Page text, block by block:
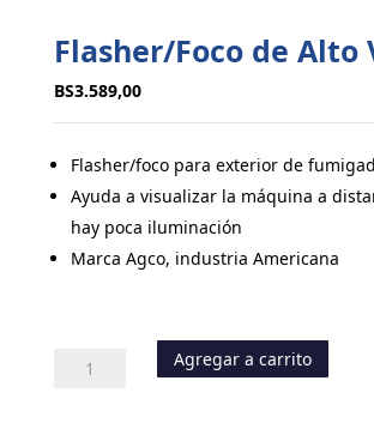
Flasher/Foco de Alto
BS3.589,00
Flasher/foco para exterior de
Ayuda a visualizar la máquina a
hay poca iluminación
Marca Agco, industria Americana
Flasher/Foco
Agregar a carrito